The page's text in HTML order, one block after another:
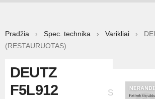
Pradžia › Spec. technika › Varikliai ›
(RESTAURUOTAS)
DEUTZ
F5L912
Skelbimo